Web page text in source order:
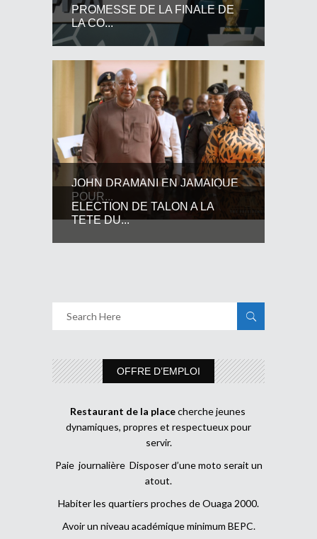
PROMESSE DE LA FINALE DE
LA CO...
JOHN DRAMANI EN JAMAIQUE
POUR...
ELECTION DE TALON A LA
TETE DU...
OFFRE D’EMPLOI
Restaurant de la placecherche jeunes
dynamiques, propres et respectueux pour
servir.
Paie journalière Disposer d’une moto serait un
atout.
Habiter les quartiers proches de Ouaga 2000.
Avoir un niveau académique minimum BEPC.